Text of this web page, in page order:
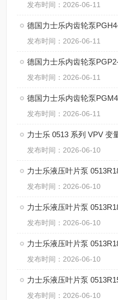
发布时间：2026-06-11
发布时间：2026-06-11
发布时间：2026-06-11
发布时间：2026-06-11
发布时间：2026-06-10
发布时间：2026-06-10
发布时间：2026-06-10
发布时间：2026-06-10
发布时间：2026-06-10